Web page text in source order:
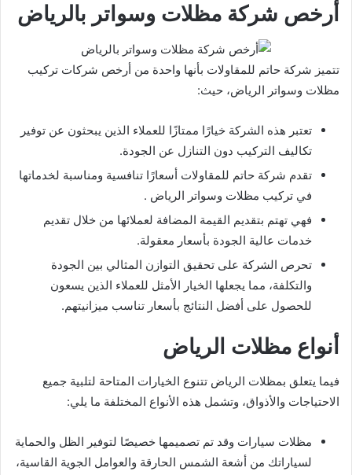
أرخص شركة مظلات وسواتر بالرياض
تتميز شركة حاتم للمقاولات بأنها واحدة من أرخص شركات تركيب
مظلات وسواتر الرياض، حيث:
تعتبر هذه الشركة خيارًا ممتازًا للعملاء الذين يبحثون عن توفير
تكاليف التركيب دون التنازل عن الجودة.
تقدم شركة حاتم للمقاولات أسعارًا تنافسية ومناسبة لخدماتها
في تركيب مظلات وسواتر الرياض .
فهي تهتم بتقديم القيمة المضافة لعملائها من خلال تقديم
خدمات عالية الجودة بأسعار معقولة.
تحرص الشركة على تحقيق التوازن المثالي بين الجودة
والتكلفة، مما يجعلها الخيار الأمثل للعملاء الذين يسعون
للحصول على أفضل النتائج بأسعار تناسب ميزانيتهم.
أنواع مظلات الرياض
فيما يتعلق بمظلات الرياض تتنوع الخيارات المتاحة لتلبية جميع
الاحتياجات والأذواق، وتشمل هذه الأنواع المختلفة ما يلي:
مظلات سيارات وقد تم تصميمها خصيصًا لتوفير الظل والحماية
لسياراتك من أشعة الشمس الحارقة والعوامل الجوية القاسية،